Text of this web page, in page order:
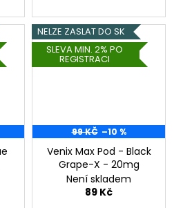
NELZE ZASLAT DO SK
SLEVA MIN. 2% PO
REGISTRACI
99 KČ –10 %
Venix Max Pod - Black
Grape-X - 20mg
Není skladem
89 Kč